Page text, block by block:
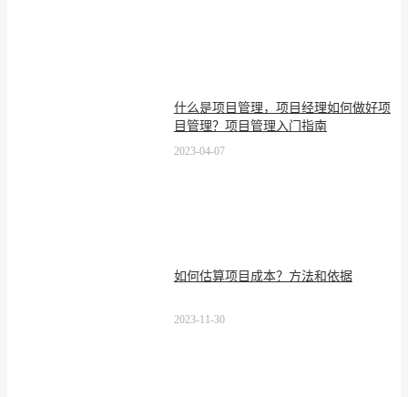
什么是项目管理，项目经理如何做好项
目管理？项目管理入门指南
2023-04-07
如何估算项目成本？方法和依据
2023-11-30